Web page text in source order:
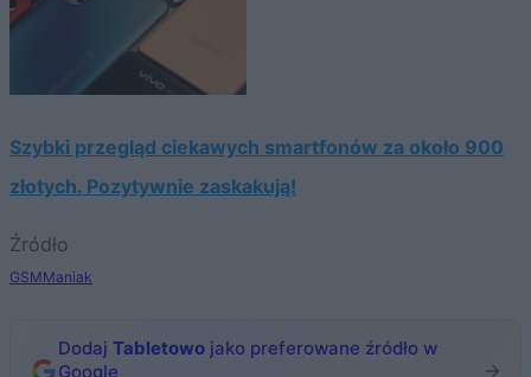
Szybki przegląd ciekawych smartfonów za około 900
złotych. Pozytywnie zaskakują!
Źródło
GSMManiak
Dodaj Tabletowo jako preferowane źródło w
Google